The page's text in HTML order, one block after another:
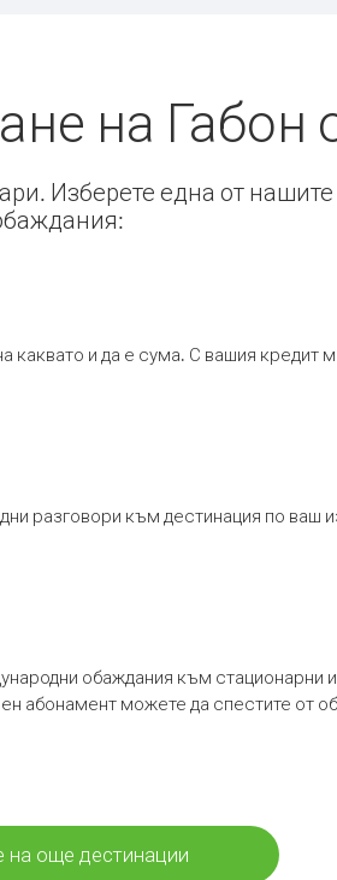
на Габон
Изберете една от
каквато и да е сума. С вашия кредит
разговори към дестинация по ваш
обаждания към стационарни
абонамент можете да спестите от
на още дестинации